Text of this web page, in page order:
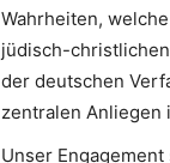
Wahrheiten,
jüdisch-
der deutschen
zentralen Anliegen
Unser